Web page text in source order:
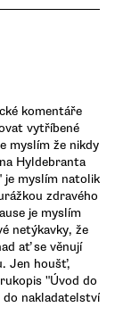
komentáře
vytříbené
myslím že nikdy
Hyldebranta
je myslím natolik
zdravého
je myslím
netýkavky, že
ať se věnují
Jen houšť,
"Úvod do
do nakladatelství